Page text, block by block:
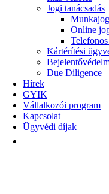
Jogi tanácsadás
Online
Kártérítési
Due Diligence
Hírek
GYIK
Vállalkozói program
Kapcsolat
Ügyvédi díjak